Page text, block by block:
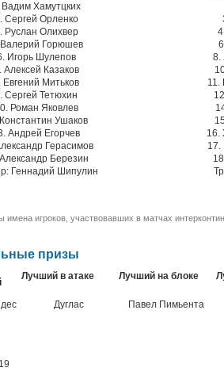
Вадим Хамутцких
Сергей Орленко
Руслан Олихвер
Горюшев
Игорь Шулепов
Алексей Казаков
Евгений Митьков
Сергей Тетюхин
Роман Яковлев
Ушаков
Андрей Егорчев
Герасимов
Березин
Геннадий Шипулин
8.
11.
16.
17.
имена игроков, участвовавших в матчах
призы
Лучший в атаке Лучший на блоке
Дуглас Павел Пимьента